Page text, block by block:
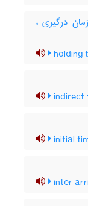
درگیری ،
holding
indirect
initial
inter